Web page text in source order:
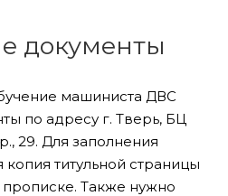
документы
машиниста ДВС
по адресу г. Тверь, БЦ
29. Для заполнения
титульной страницы
Также нужно